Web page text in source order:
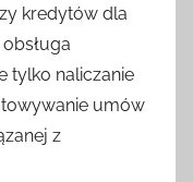
kredytów dla
tylko naliczanie
umów
z